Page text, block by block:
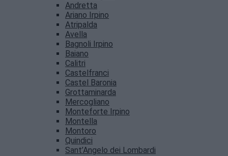
Andretta
Ariano Irpino
Atripalda
Avella
Bagnoli Irpino
Baiano
Calitri
Castelfranci
Castel Baronia
Grottaminarda
Mercogliano
Monteforte Irpino
Montella
Montoro
Quindici
Sant’Angelo dei Lombardi